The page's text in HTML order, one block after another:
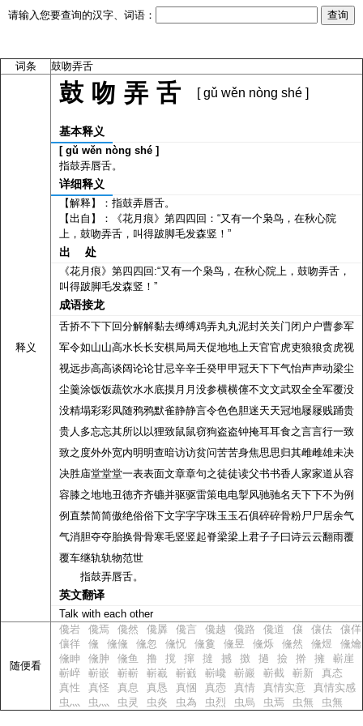
请输入您要查询的汉字、词语：
词条 鼓吻弄舌
释义
鼓吻弄舌 [ gǔ wěn nòng shé ]
基本释义
[ gǔ wěn nòng shé ]
指鼓弄唇舌。
详细释义
【解释】：指鼓弄唇舌。
【出自】：《花月痕》第四四回：“又有一个枭鸟，在秋心院
上，鼓吻弄舌，叫得跛脚毛发森竖！”
出 处
《花月痕》第四四回:“又有一个枭鸟，在秋心院上，鼓吻弄舌，
叫得跛脚毛发森竖！”
成语接龙
舌挢不下下回分解解黏去缚缚鸡弄丸丸泥封关关门闭户户曹参军
军令如山山高水长长安棋局局天促地地上天官官虎吏狼狼贪虎视
视远步高高谈阔论论甘忌辛辛壬癸甲甲冠天下下气怡声声动梁尘
尘羹涂饭饭蔬饮水水底摸月月没参横横僿不文文武双全全军覆没
没精塌彩彩凤随鸦鸦默雀静静言令色色胆迷天天冠地屦屦贱踊贵
贵人多忘忘其所以以狸致鼠鼠窃狗盗盗钟掩耳耳食之言言行一致
致之度外外宽内明明查暗访访贫问苦苦身焦思思归其雌雌雄未决
决胜庙堂堂堂一表表面文章章句之徒徒读父书书香人家家道从容
容膝之地地丑德齐齐镳并驱驱雷策电电掣风驰驰名天下下不为例
例直禁简简傲绝俗俗下文字字字珠玉玉石俱碎碎骨粉尸尸居余气
气消胆夺夺胎换骨骨寒毛竖竖起脊梁梁上君子子曰诗云云翻雨覆
覆车继轨轨物范世
指鼓弄唇舌。
英文翻译
Talk with each other
随便看
儳岩 儳焉 儳然 儳羼 儳言 儳越 儳路 儳道 儴 儴佉
儴佯
儴徉
儵 儵儵 儵忽 儵怳 儵敻 儵昱 儵烁 儵然 儵煜
儵爚
儵眒
儵胂 儵鱼 撸 撹 撺 撻 撼 撽 撾 撿 擀 擁
嶄崖
嶄崪
嶄嵌 嶄嶄 嶄嶻 嶄巀 嶄巉 嶄巖 嶄截 嶄新
真态
真性
真怪 真息 真恳 真悃 真悫 真情 真情实意
真情实感
虫灬
虫灬 虫灵 虫炎 虫為 虫烈 虫烏 虫焉 虫無 虫無